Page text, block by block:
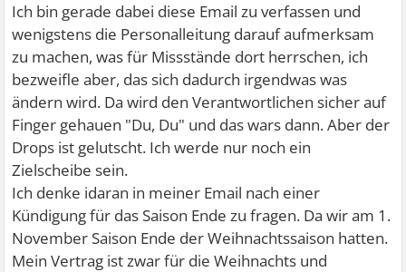
Ich bin gerade dabei diese Email zu verfassen und
wenigstens die Personalleitung darauf aufmerksam
zu machen, was für Missstände dort herrschen, ich
bezweifle aber, das sich dadurch irgendwas was
ändern wird. Da wird den Verantwortlichen sicher auf
Finger gehauen "Du, Du" und das wars dann. Aber der
Drops ist gelutscht. Ich werde nur noch ein
Zielscheibe sein.
Ich denke idaran in meiner Email nach einer
Kündigung für das Saison Ende zu fragen. Da wir am 1.
November Saison Ende der Weihnachtssaison hatten.
Mein Vertrag ist zwar für die Weihnachts und